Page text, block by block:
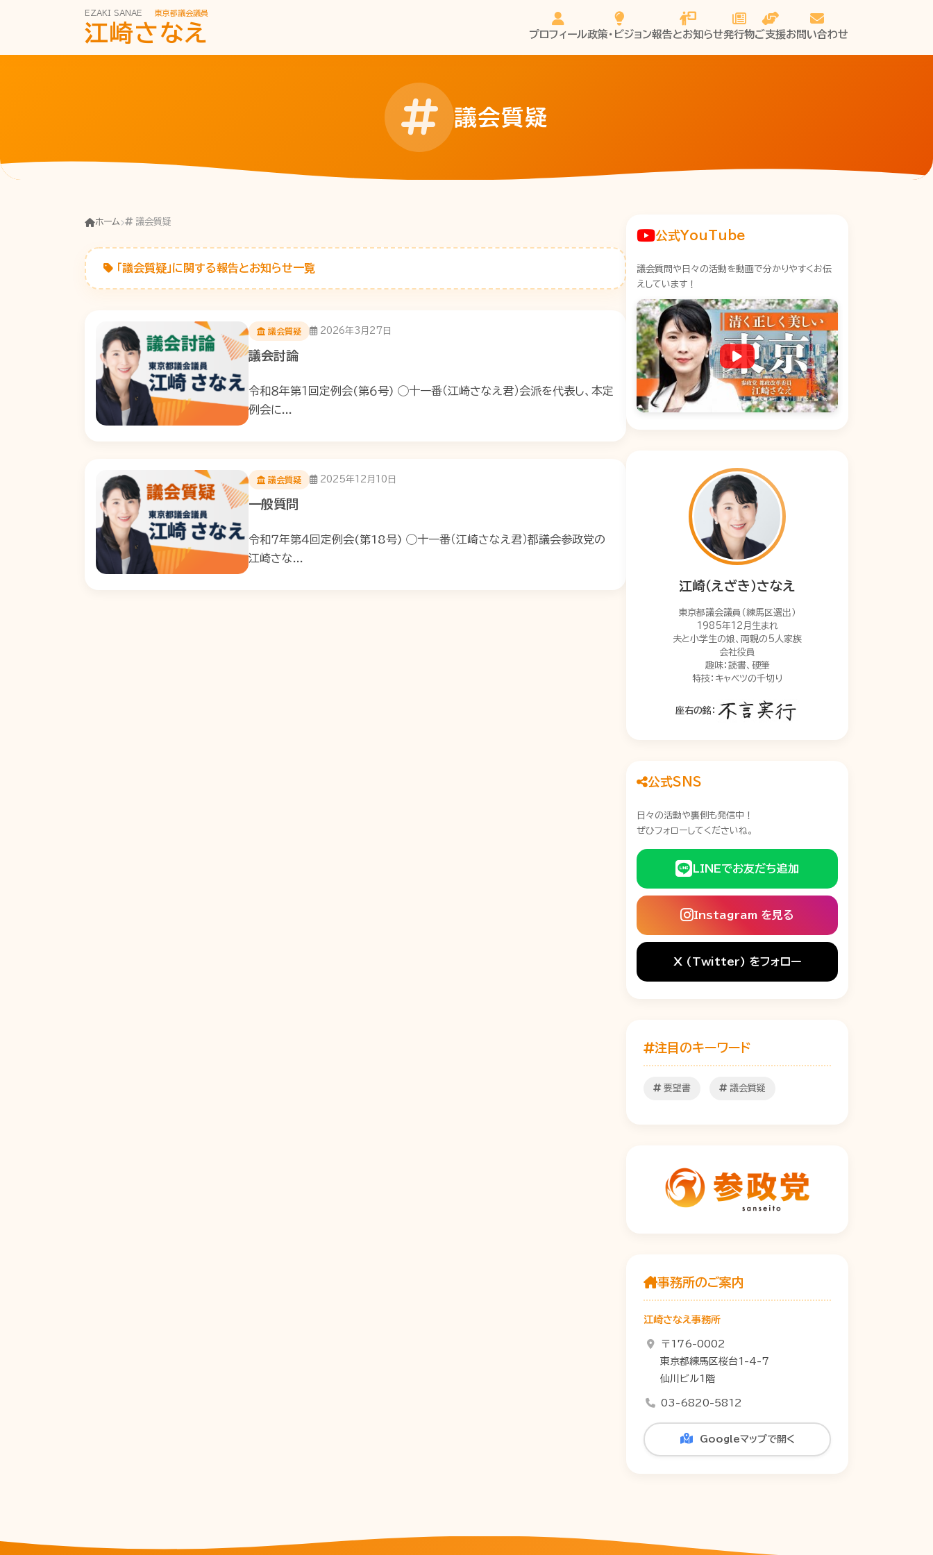
EZAKI SANAE 東京都議会議員
江崎さなえ プロフィール政策・ビジョン報告とお知らせ発行物ご支援お問い合わせ
議会質疑
ホーム 議会質疑
「議会質疑」に関する報告とお知らせ一覧
議会質疑 2026年3月27日
議会討論
令和８年第１回定例会(第６号) ◯十一番（江崎さなえ君）会派を代表し、本定
例会に...
議会質疑 2025年12月10日
一般質問
令和７年第４回定例会(第18号) ◯十一番（江崎さなえ君）都議会参政党の
江崎さな...
公式YouTube
議会質問や日々の活動を動画で分かりやすくお伝
えしています！
江崎（えざき）さなえ
東京都議会議員（練馬区選出）
1985年12月生まれ
夫と小学生の娘、両親の5人家族
会社役員
趣味：読書、硬筆
特技：キャベツの千切り
座右の銘：
公式SNS
日々の活動や裏側も発信中！
ぜひフォローしてくださいね。
LINEでお友だち追加
Instagram を見る
X (Twitter) をフォロー
注目のキーワード
要望書 議会質疑
事務所のご案内
江崎さなえ事務所
〒176-0002
東京都練馬区桜台1-4-7
仙川ビル1階
03-6820-5812
Googleマップで開く